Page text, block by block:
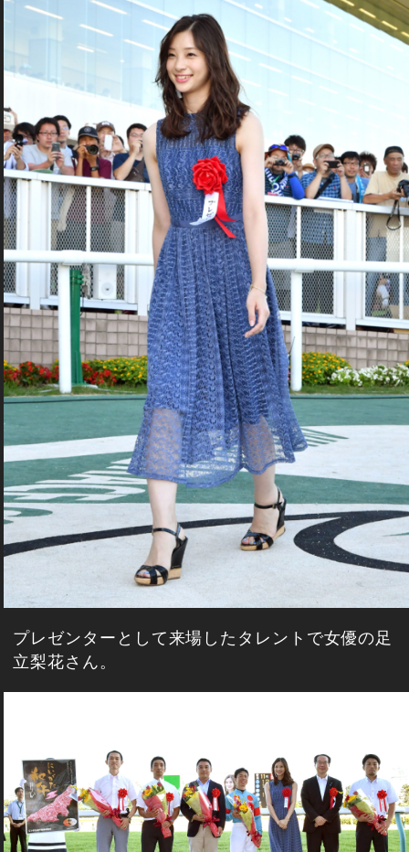
プレゼンターとして来場したタレントで女優の足
立梨花さん。